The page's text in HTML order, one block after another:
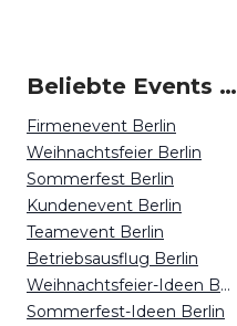
Beliebte Events in Berlin
Firmenevent Berlin
Weihnachtsfeier Berlin
Sommerfest Berlin
Kundenevent Berlin
Teamevent Berlin
Betriebsausflug Berlin
Weihnachtsfeier-Ideen Berlin
Sommerfest-Ideen Berlin